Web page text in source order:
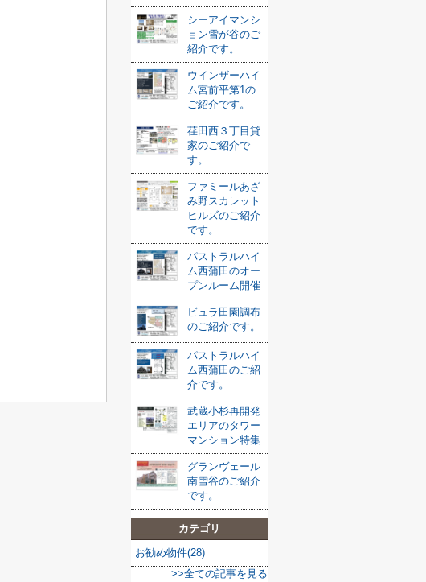
シーアイマンシ
ョン雪が谷のご
紹介です。
ウインザーハイ
ム宮前平第1の
ご紹介です。
荏田西３丁目貸
家のご紹介で
す。
ファミールあざ
み野スカレット
ヒルズのご紹介
です。
パストラルハイ
ム西蒲田のオー
プンルーム開催
ビュラ田園調布
のご紹介です。
パストラルハイ
ム西蒲田のご紹
介です。
武蔵小杉再開発
エリアのタワー
マンション特集
グランヴェール
南雪谷のご紹介
です。
カテゴリ
お勧め物件(28)
>>全ての記事を見る